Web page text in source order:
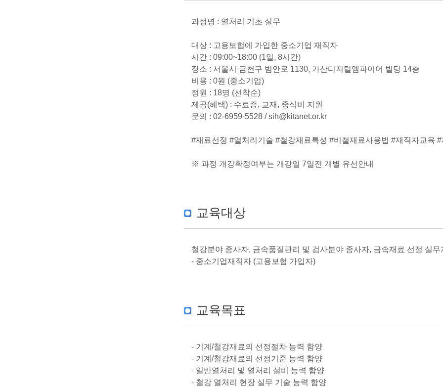
과정명 : 열처리 기초 실무
대상 : 고용보험에 가입한 중소기업 재직자
시간 : 09:00~18:00 (1일, 8시간)
장소 : 서울시 금천구 범안로 1130, 가산디지털엠파이어 빌딩 14층
비용 : 0원 (중소기업)
정원 : 18명 (선착순)
제공(혜택) : 수료증, 교재, 중식비 지원
문의 : 02-6959-5528 / sih@kitanet.or.kr
#재료선정 #열처리기술 #철강재료특성 #비철재료사용법 #재직자교육
※ 과정 개강확정여부는 개강일 7일전 개별 유선안내
교육대상
철강분야 종사자, 금속품질관리 및 검사분야 종사자, 금속재료 선정 실무
- 중소기업재직자 (고용보험 가입자)
교육목표
- 기계/철강재료의 선정절차 능력 함양
- 기계/철강재료의 선정기준 능력 함양
- 일반열처리 및 열처리 설비 능력 함양
- 철강 열처리 현장 실무 기술 능력 함양